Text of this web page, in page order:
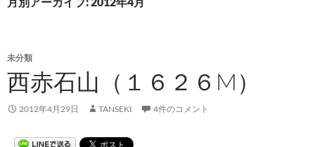
未分類
西赤石山（１６２６M）
2012年4月29日 TANSEKI 4件のコメント